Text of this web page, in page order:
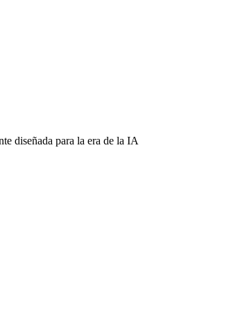
diseñada para la era de la IA